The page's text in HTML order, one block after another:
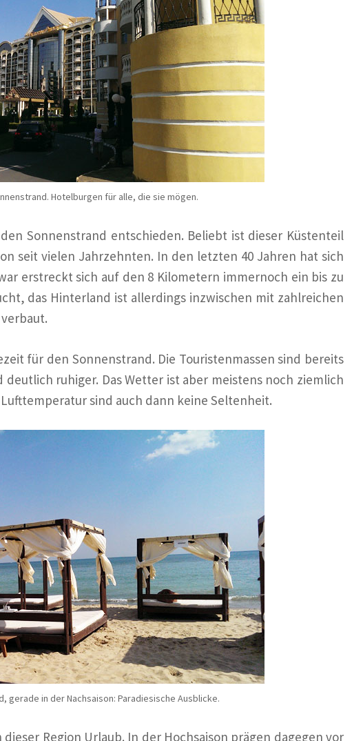
Hotelburgen für alle, die sie mögen.
Sonnenstrand entschieden. Beliebt ist dieser Küstenteil
seit vielen Jahrzehnten. In den letzten 40 Jahren hat sich
erstreckt sich auf den 8 Kilometern immernoch ein bis zu
das Hinterland ist allerdings inzwischen mit zahlreichen
für den Sonnenstrand. Die Touristenmassen sind bereits
ruhiger. Das Wetter ist aber meistens noch ziemlich
Lufttemperatur sind auch dann keine Seltenheit.
gerade in der Nachsaison: Paradiesische Ausblicke.
Region Urlaub. In der Hochsaison prägen dagegen vor